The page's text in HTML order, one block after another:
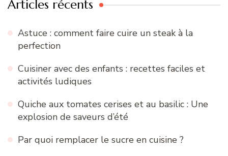
Articles récents
Astuce : comment faire cuire un steak à la
perfection
Cuisiner avec des enfants : recettes faciles et
activités ludiques
Quiche aux tomates cerises et au basilic : Une
explosion de saveurs d’été
Par quoi remplacer le sucre en cuisine ?